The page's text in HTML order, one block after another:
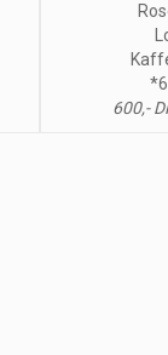
600,-